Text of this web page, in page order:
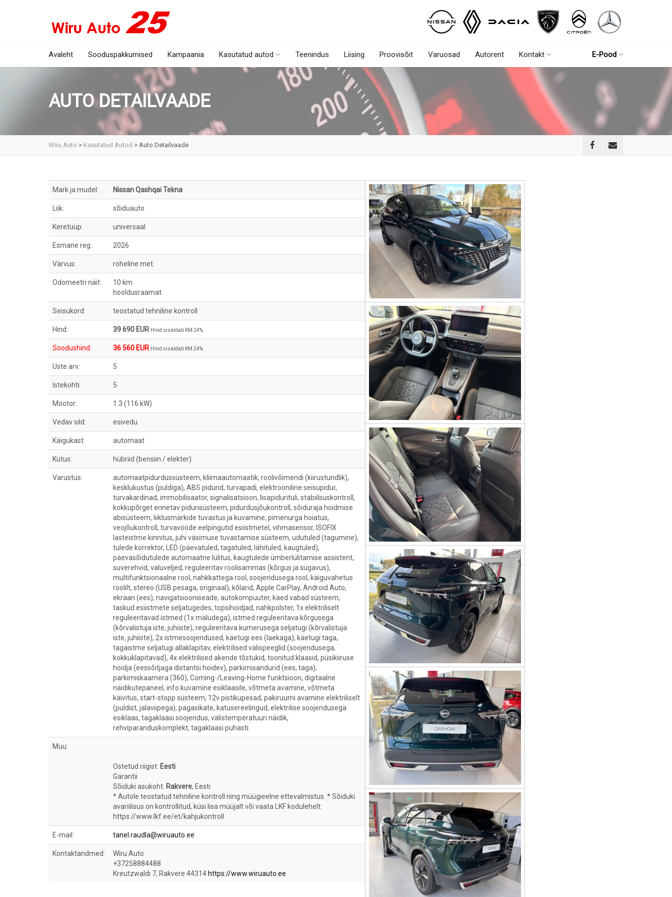
Avaleht Sooduspakkumised Kampaania Kasutatud autod Teenindus Liising Proovisõit Varuosad Autorent Kontakt E-Pood
AUTO DETAILVAADE
Wiru Auto > Kasutatud Autod > Auto Detailvaade
Mark ja mudel: Nissan Qashqai Tekna
Liik: sõiduauto
Keretüüp: universaal
Esmane reg.: 2026
Värvus: roheline met.
Odomeetri näit:
10 km
hooldusraamat
Seisukord: teostatud tehniline kontroll
Hind: 39 690 EUR Hind sisaldab KM 24%
Soodushind: 36 560 EUR Hind sisaldab KM 24%
Uste arv: 5
Istekohti: 5
Mootor: 1.3 (116 kW)
Vedav sild: esivedu
Käigukast: automaat
Kütus: hübriid (bensiin / elekter)
Varustus:
automaatpidurdussüsteem, kliimaautomaatik, roolivõimendi (kiirustundlik),
kesklukustus (puldiga), ABS pidurid, turvapadi, elektrooniline seisupidur,
turvakardinad, immobilisaator, signalisatsioon, lisapidurituli, stabiilsuskontroll,
kokkupõrget ennetav pidurisüsteem, pidurdusjõukontroll, sõiduraja hoidmise
abisüsteem, liiklusmärkide tuvastus ja kuvamine, pimenurga hoiatus,
veojõukontroll, turvavööde eelpingutid esiistmetel, vihmasensor, ISOFIX
lasteistme kinnitus, juhi väsimuse tuvastamise süsteem, udutuled (tagumine),
tulede korrektor, LED (päevatuled, tagatuled, lähituled, kaugtuled),
päevasõidutulede automaatne lülitus, kaugtulede ümberlülitamise assistent,
suverehvid, valuveljed, reguleeritav roolisammas (kõrgus ja sügavus),
multifunktsionaalne rool, nahkkattega rool, soojendusega rool, käiguvahetus
roolilt, stereo (USB pesaga, originaal), kõlarid, Apple CarPlay, Android Auto,
ekraan (ees), navigatsiooniseade, autokompuuter, käed vabad süsteem,
taskud esiistmete seljatugedes, topsihoidjad, nahkpolster, 1x elektriliselt
reguleeritavad istmed (1x mäludega), istmed reguleeritava kõrgusega
(kõrvalistuja iste, juhiiste), reguleeritava kumerusega seljatugi (kõrvalistuja
iste, juhiiste), 2x istmesoojendused, käetugi ees (laekaga), käetugi taga,
tagaistme seljatugi allaklapitav, elektrilised välispeeglid (soojendusega,
kokkuklapitavad), 4x elektrilised akende tõstukid, toonitud klaasid, püsikiiruse
hoidja (eessõitjaga distantsi hoidev), parkimisandurid (ees, taga),
parkimiskaamera (360), Coming-/Leaving-Home funktsioon, digitaalne
näidikutepaneel, info kuvamine esiklaasile, võtmeta avamine, võtmeta
käivitus, start-stopp süsteem, 12v pistikupesad, pakiruumi avamine elektriliselt
(puldist, jalaviipega), pagasikate, katusereelingud, elektrilise soojendusega
esiklaas, tagaklaasi soojendus, välistemperatuuri näidik,
rehviparanduskomplekt, tagaklaasi puhasti
Muu:
Ostetud riigist: Eesti
Garantii
Sõiduki asukoht: Rakvere, Eesti
* Autole teostatud tehniline kontroll ning müügieelne ettevalmistus. * Sõiduki
avariilisus on kontrollitud, küsi lisa müüjalt või vaata LKF kodulehelt:
https://www.lkf.ee/et/kahjukontroll
E-mail: tanel.raudla@wiruauto.ee
Kontaktandmed:
Wiru Auto
+37258884488
Kreutzwaldi 7, Rakvere 44314 https://www.wiruauto.ee